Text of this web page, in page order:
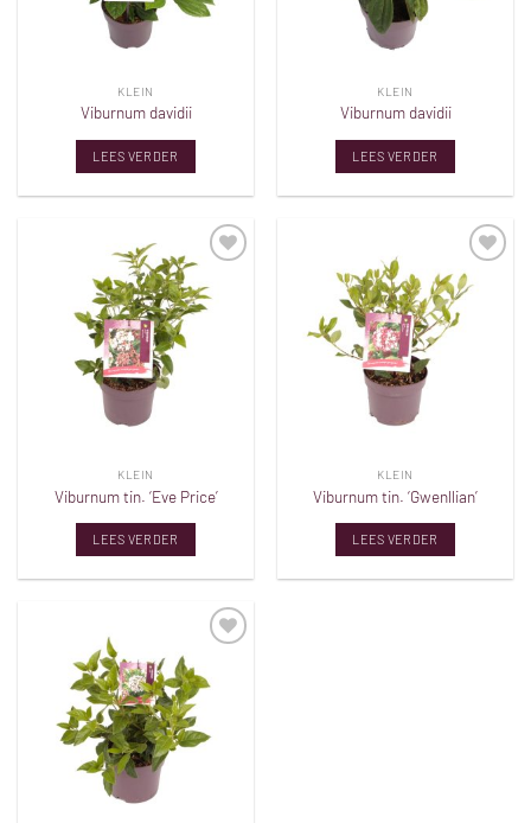
KLEIN
Viburnum davidii
LEES VERDER
KLEIN
Viburnum davidii
LEES VERDER
Toevoegen
aan
verlanglijst
KLEIN
Viburnum tin. ‘Eve Price’
LEES VERDER
Toevoegen
aan
verlanglijst
KLEIN
Viburnum tin. ‘Gwenllian’
LEES VERDER
Toevoegen
aan
verlanglijst